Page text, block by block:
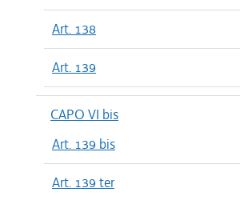
Art. 138
Art. 139
CAPO VI bis
Art. 139 bis
Art. 139 ter